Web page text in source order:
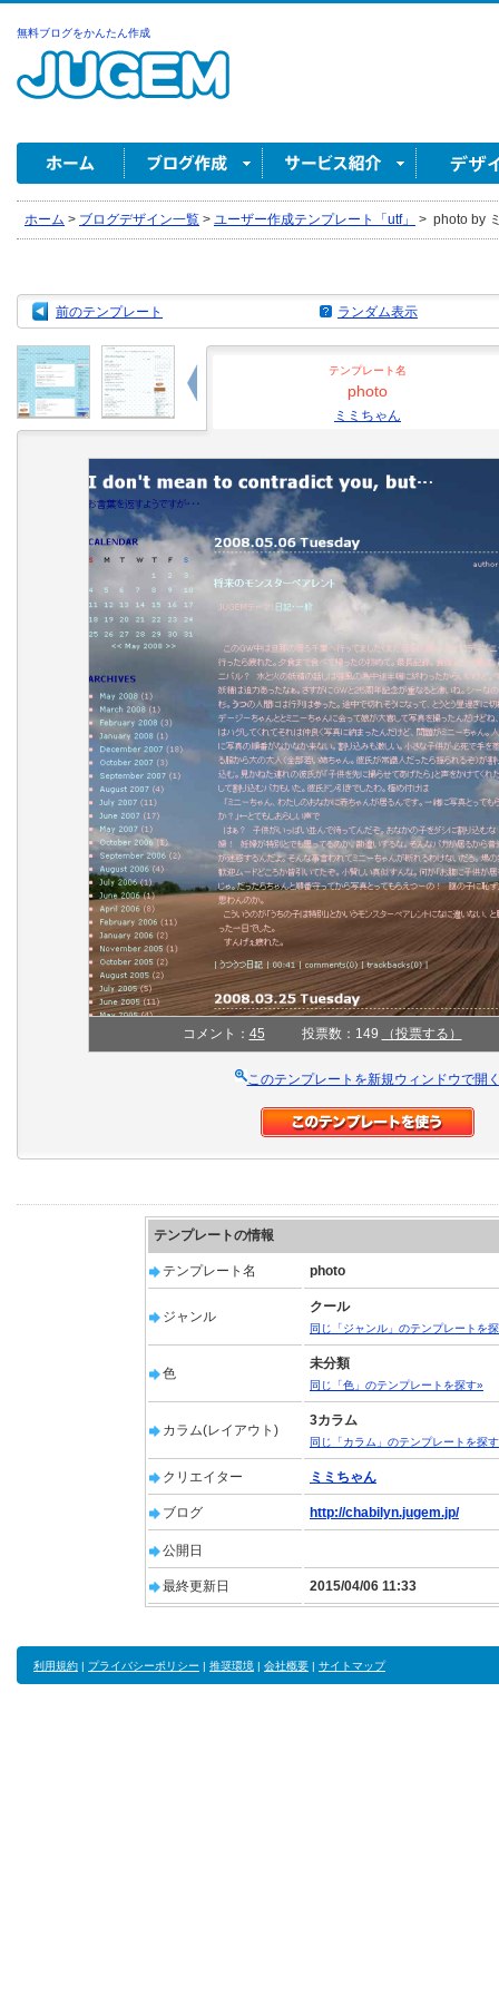
無料ブログをかんたん作成
ホーム > ブログデザイン一覧 > ユーザー作成テンプレート「utf」 > photo by
前のテンプレート ランダム表示
テンプレート名
photo
ミミちゃん
コメント： 45 投票数：149 （投票する）
このテンプレートを新規ウィンドウで開
テンプレートの情報
テンプレート名 photo
ジャンル
クール
同じ「ジャンル」のテンプレートを
色
未分類
同じ「色」のテンプレートを探す»
カラム(レイアウト)
3カラム
同じ「カラム」のテンプレートを探
クリエイター ミミちゃん
ブログ http://chabilyn.jugem.jp/
公開日
最終更新日 2015/04/06 11:33
利用規約 | プライバシーポリシー | 推奨環境 | 会社概要 | サイトマップ